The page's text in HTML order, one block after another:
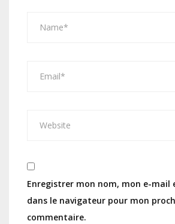
Enregistrer mon nom, mon e-mail
dans le navigateur pour mon
commentaire.